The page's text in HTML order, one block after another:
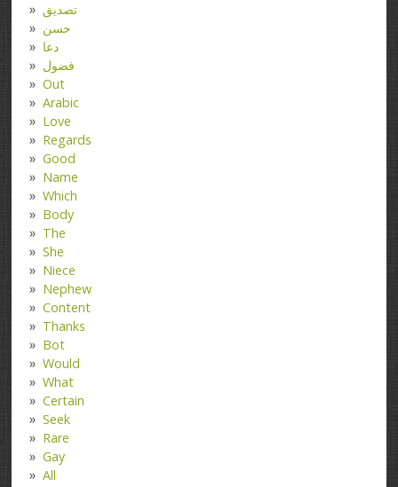
تصدیق
حسن
دعا
فضول
Out
Arabic
Love
Regards
Good
Name
Which
Body
The
She
Niece
Nephew
Content
Thanks
Bot
Would
What
Certain
Seek
Rare
Gay
All